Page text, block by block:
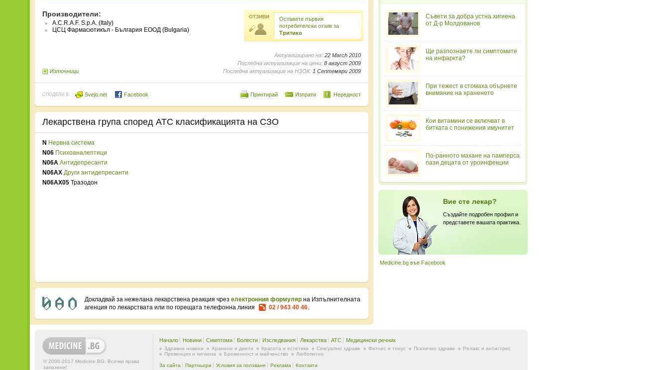
ОТЗИВИ
Оставете първия
потребителски отзив за
Тритико
Производители:
A.C.R.A.F. S.p.A. (Italy)
ЦСЦ Фармасютикъл - България ЕООД (Bulgaria)
Актуализирано на: 22 March 2010
Последна актуализация на цени: 8 август 2009
Последна актуализация на НЗОК: 1 Септември 2009
Източници
СПОДЕЛИ В: Нередност
Изпрати
Принтирай
Svejo.net Facebook
Лекарствена група според ATC класификацията на СЗО
N Нервна система
N06 Психоаналептици
N06A Антидепресанти
N06AX Други антидепресанти
N06AX05 Тразодон
Докладвай за нежелана лекарствена реакция чрез електронния формуляр на Изпълнителната
агенция по лекарствата или по горещата телефонна линия
02 / 943 40 46.
Съвети за добра устна хигиена
от Д-р Молдованов
Ще разпознаете ли симптомите
на инфаркта?
При тежест в стомаха обърнете
внимание на храненето
Кои витамини се включват в
битката с понижения имунитет
По-ранното махане на памперса
пази децата от уроинфекции
Вие сте лекар?
Създайте подробен профил и
представете вашата практика.
Medicine.bg във Facebook
© 2006-2017 Medicine.BG. Всички права
запазени!
Начало Новини Симптоми Болести Изследвания Лекарства ATC Медицински речник
Здравни новини Хранене и диети Красота и естетика Сексуално здраве Фитнес и тонус Психично здраве
Релакс и антистрес
Превенция и хигиена
Бременност и майчинство Любопитно
За сайта Партньори Условия за ползване Реклама Контакти